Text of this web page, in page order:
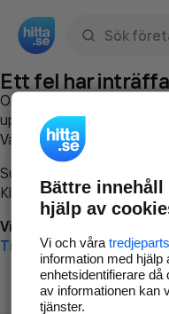
Ett fel har
Om du vill kan du
uppstod så att vi lättare
Vänligen försök med
Surfa till
Klicka påTillbaka-knappen
Vi beklagar besväret!
Till startsidan
Bättre
hjälp av
Vi och våra
information med hjälp
enhetsidentifierare
av informationen kan
tjänster.